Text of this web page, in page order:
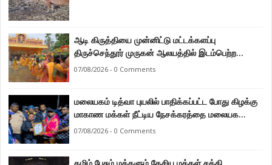
ஆடி கிருத்தியை முன்னிட்டு மட்டக்களப்பு
திருச்செந்தூர் முருகன் ஆலயத்தில் இடம்பெற்ற
பால்குட பவனி 1008 சங்கா ஆபிஷேக நிகழ்வு.
07/08/2026 - 0 Comments
மலையகம் டித்வா புயலில் பாதிக்கப்பட்ட போது கிழக்கு
மாகாண மக்கள் நீட்டிய நேசக்கரத்தை மலையக
மக்கள் ஒருபோதும் மறக்கமாட்டார்கள் : நுவரெலியா
07/08/2026 - 0 Comments
தமிழ் பேசும் மக்களும் தேசிய மக்கள் சக்தி